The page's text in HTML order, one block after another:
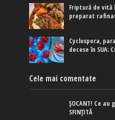
Friptură de vită
preparat
Cyclospora,
decese în SUA:
Cele mai comentate
ȘOCANT! Ce
SFINȚITĂ